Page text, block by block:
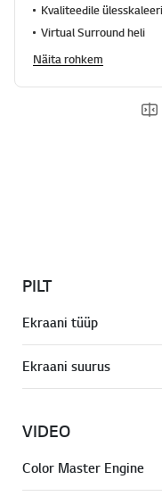
Kvaliteedile
Virtual Surround heli
Näita rohkem
PILT
Ekraani tüüp
Ekraani suurus
VIDEO
Color Master Engine